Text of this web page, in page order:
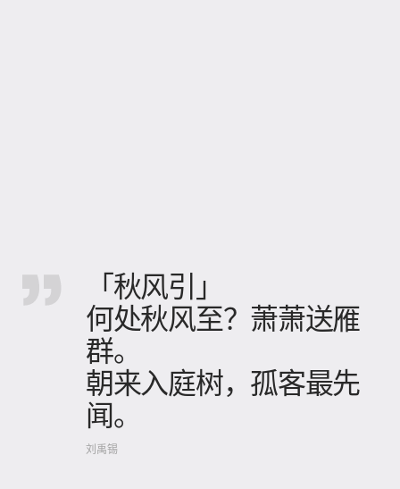
「秋风引」
何处秋风至？萧萧送雁
群。
朝来入庭树，孤客最先
闻。
刘禹锡